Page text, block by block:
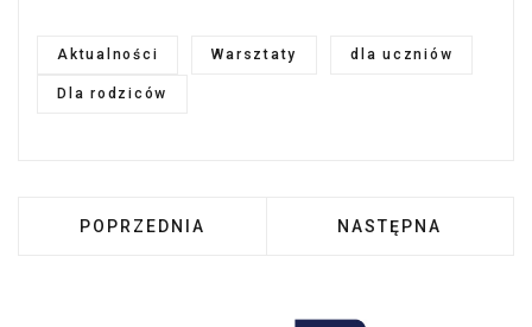
Aktualności Warsztaty dla uczniów
Dla rodziców
POPRZEDNIA STRONA: ŚWIĄTECZNE
POPRZEDNIA NASTĘPNA
NASTĘPNA